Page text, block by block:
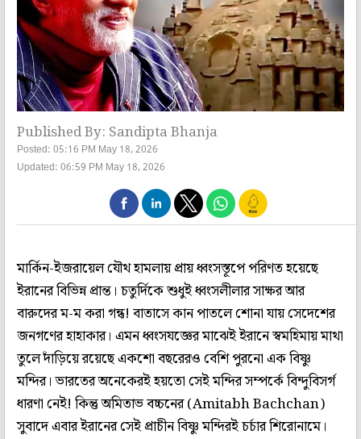
Published By: Sandipta Bhanja
Posted: 05:16 PM May 18, 2026
Updated: 06:59 PM May 18, 2026
মার্কিন-ইজরায়েল যৌথ হামলায় প্রায় ধ্বংসস্তূপে পরিণত হয়েছে
ইরানের বিভিন্ন প্রান্ত। চতুর্দিকে শুধুই ধ্বংসলীলার সাক্ষর আর
বারুদের ম-ম করা গন্ধ! বাতাসে কান পাতলে শোনা যায় সেদেশের
জনগণের হাহাকার। এমন ধ্বংসযজ্ঞের মাঝেই ইরানে স্বমহিমায় মাথা
তুলে দাঁড়িয়ে রয়েছে একশো বছরেরও বেশি পুরনো এক বিষ্ণু
মন্দির। ভারতের অনেকেরই হয়তো সেই মন্দির সম্পর্কে বিন্দুবিসর্গ
ধারণা নেই! কিন্তু অমিতাভ বচ্চনের (Amitabh Bachchan)
সুবাদে এবার ইরানের সেই প্রাচীন বিষ্ণু মন্দিরই চর্চার শিরোনামে।